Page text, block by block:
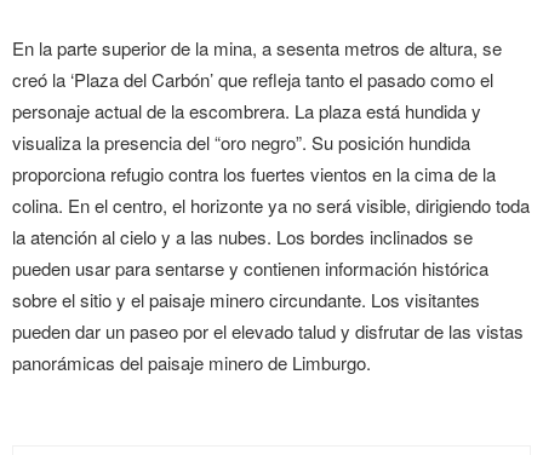
En la parte superior de la mina, a sesenta metros de altura, se
creó la ‘Plaza del Carbón’ que refleja tanto el pasado como el
personaje actual de la escombrera. La plaza está hundida y
visualiza la presencia del “oro negro”. Su posición hundida
proporciona refugio contra los fuertes vientos en la cima de la
colina. En el centro, el horizonte ya no será visible, dirigiendo toda
la atención al cielo y a las nubes. Los bordes inclinados se
pueden usar para sentarse y contienen información histórica
sobre el sitio y el paisaje minero circundante. Los visitantes
pueden dar un paseo por el elevado talud y disfrutar de las vistas
panorámicas del paisaje minero de Limburgo.